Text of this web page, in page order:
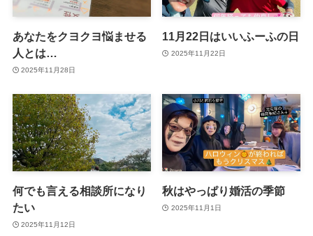
あなたをクヨクヨ悩ませる
人とは…
2025年11月28日
11月22日はいいふーふの日
2025年11月22日
何でも言える相談所になり
たい
2025年11月12日
秋はやっぱり婚活の季節
2025年11月1日